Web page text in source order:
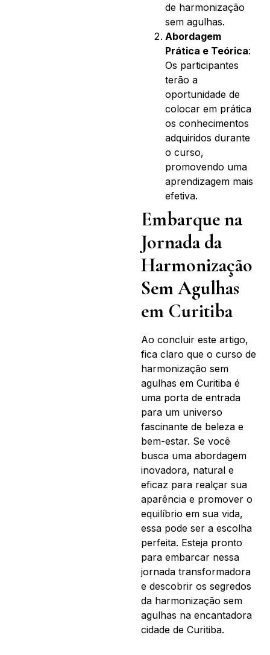
de harmonização
sem agulhas.
Abordagem
Prática e Teórica:
Os participantes
terão a
oportunidade de
colocar em prática
os conhecimentos
adquiridos durante
o curso,
promovendo uma
aprendizagem mais
efetiva.
Embarque na
Jornada da
Harmonização
Sem Agulhas
em Curitiba
Ao concluir este artigo,
fica claro que o curso de
harmonização sem
agulhas em Curitiba é
uma porta de entrada
para um universo
fascinante de beleza e
bem-estar. Se você
busca uma abordagem
inovadora, natural e
eficaz para realçar sua
aparência e promover o
equilíbrio em sua vida,
essa pode ser a escolha
perfeita. Esteja pronto
para embarcar nessa
jornada transformadora
e descobrir os segredos
da harmonização sem
agulhas na encantadora
cidade de Curitiba.